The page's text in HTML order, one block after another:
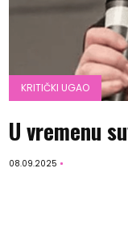
KRITIČKI UGAO
U vremenu
08.09.2025